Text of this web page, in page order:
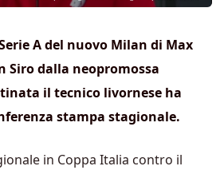
A del nuovo Milan di Max
Siro dalla neopromossa
il tecnico livornese ha
stampa stagionale.
in Coppa Italia contro il